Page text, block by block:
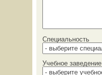
Специальность
Учебное заведение